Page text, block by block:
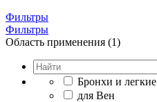
Фильтры
Фильтры
Область применения (1)
Бронхи и легкие
для Вен